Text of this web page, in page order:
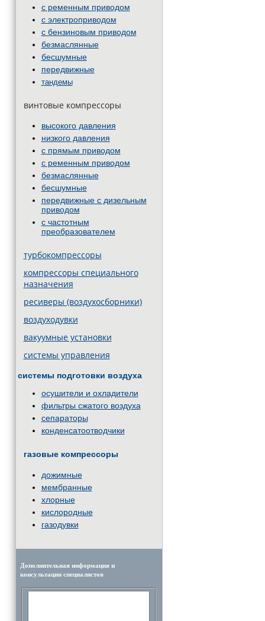
с ременным приводом
с электроприводом
с бензиновым приводом
безмаслянные
бесшумные
передвижные
тандемы
винтовые компрессоры
высокого давления
низкого давления
с прямым приводом
с ременным приводом
безмаслянные
бесшумные
передвижные c дизельным
приводом
с частотным
преобразователем
турбокомпрессоры
компрессоры специального
назначения
ресиверы (воздухосборники)
воздуходувки
вакуумные установки
системы управления
системы подготовки воздуха
осушители и охладители
фильтры сжатого воздуха
сепараторы
конденсатоотводчики
газовые компрессоры
дожимные
мембранные
хлорные
кислородные
газодувки
Дополнительная информация и
консультации специалистов